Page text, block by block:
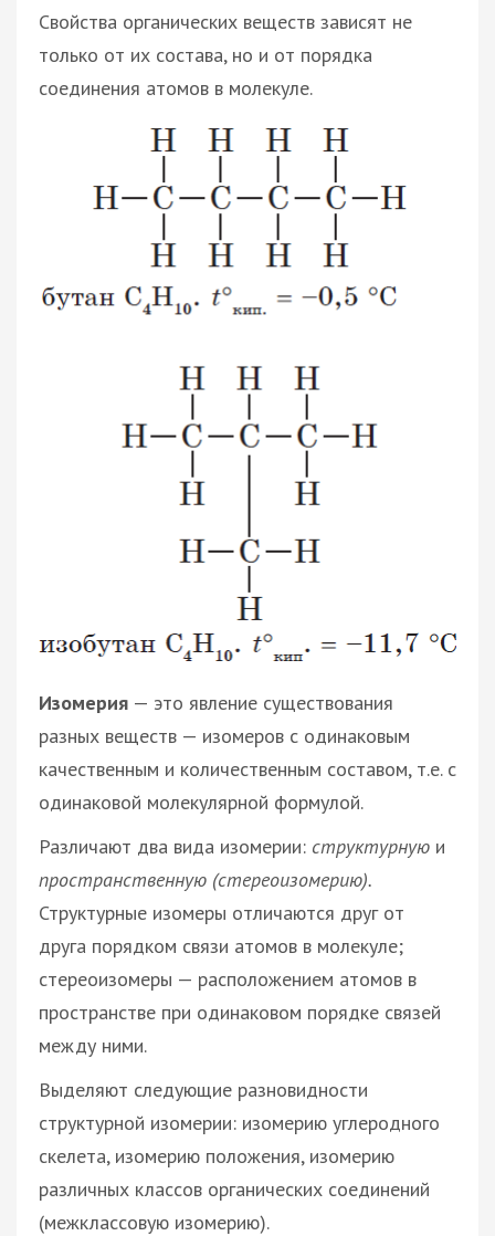
Свойства органических веществ зависят не
только от их состава, но и от порядка
соединения атомов в молекуле.
Изомерия — это явление существования
разных веществ — изомеров с одинаковым
качественным и количественным составом, т.е. с
одинаковой молекулярной формулой.
Различают два вида изомерии: структурную и
пространственную (стереоизомерию).
Структурные изомеры отличаются друг от
друга порядком связи атомов в молекуле;
стереоизомеры — расположением атомов в
пространстве при одинаковом порядке связей
между ними.
Выделяют следующие разновидности
структурной изомерии: изомерию углеродного
скелета, изомерию положения, изомерию
различных классов органических соединений
(межклассовую изомерию).